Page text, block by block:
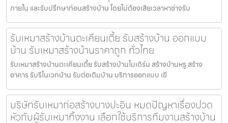
ภายใน และรับปรึกษาก่อนสร้างบ้าน โดยไม่ต้องเสียเวลาหาช่างรับ
รับเหมาสร้างบ้านตะเคียนเตี้ย รับสร้างบ้าน ออกแบบ
บ้าน รับเหมาสร้างบ้านราคาถูก ทั่วไทย
รับเหมาสร้างบ้านตะเคียนเตี้ย รับสร้างบ้านโมเดิร์น สร้างบ้านหรู สร้าง
อาคาร รับรีโนเวทบ้าน รับต่อเติมบ้าน บริการออกแบบ เขี
บริษัทรับเหมาก่อสร้างบางปะอิน หมดปัญหาเรื่องปวด
หัวกับผู้รับเหมาทิ้งงาน เลือกใช้บริการทีมงานสร้างบ้าน